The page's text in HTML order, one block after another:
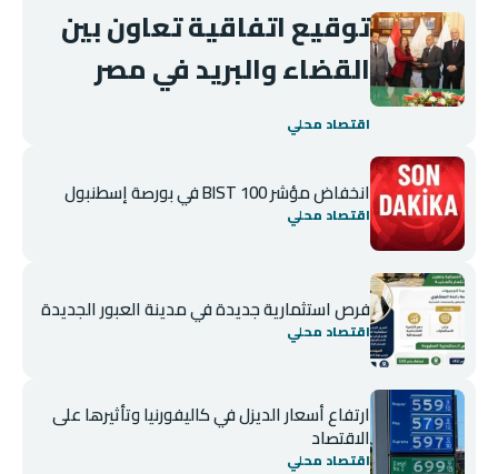
توقيع اتفاقية تعاون بين
القضاء والبريد في مصر
اقتصاد محلي
انخفاض مؤشر BIST 100 في بورصة إسطنبول
اقتصاد محلي
فرص استثمارية جديدة في مدينة العبور الجديدة
اقتصاد محلي
ارتفاع أسعار الديزل في كاليفورنيا وتأثيرها على
الاقتصاد
اقتصاد محلي